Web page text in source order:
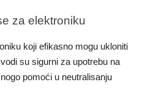
za elektroniku
koji efikasno mogu ukloniti
su sigurni za upotrebu na
pomoći u neutralisanju